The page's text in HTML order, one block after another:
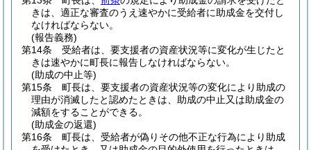
きは、適正な審査のうえ速やかに受給者に助成金を交付し
なければならない。
(報告義務)
第14条
受給者は、要支援者の資産状況等に変化が生じたと
きは速やかに町長に報告しなければならない。
(助成の中止等)
第15条
町長は、要支援者の資産状況等の変化により助成の
理由が消滅したと認めたときは、助成の中止又は助成金の
減額をすることができる。
(助成金の返還)
第16条
町長は、受給者が偽りその他不正な行為により助成